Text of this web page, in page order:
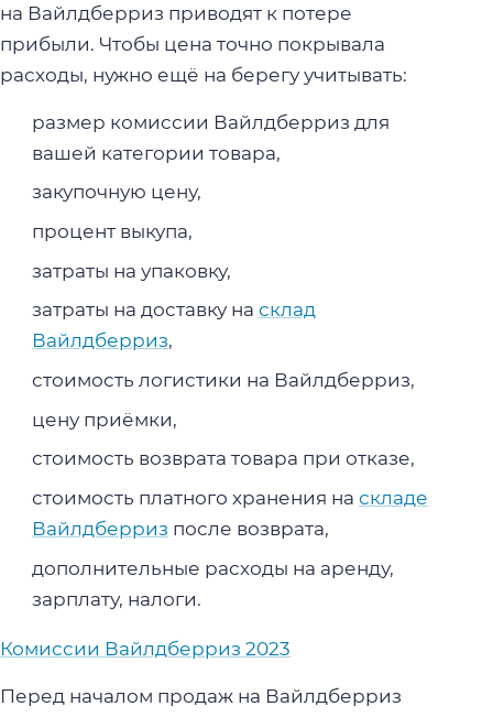
на Вайлдберриз приводят к потере
прибыли. Чтобы цена точно покрывала
расходы, нужно ещё на берегу учитывать:
размер комиссии Вайлдберриз для
вашей категории товара,
закупочную цену,
процент выкупа,
затраты на упаковку,
затраты на доставку на склад
Вайлдберриз,
стоимость логистики на Вайлдберриз,
цену приёмки,
стоимость возврата товара при отказе,
стоимость платного хранения на складе
Вайлдберриз после возврата,
дополнительные расходы на аренду,
зарплату, налоги.
Комиссии Вайлдберриз 2023
Перед началом продаж на Вайлдберриз